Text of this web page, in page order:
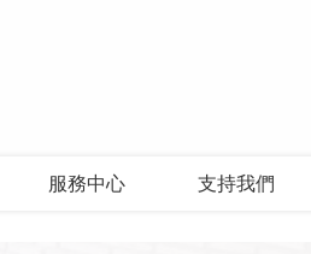
服務中心 支持我們